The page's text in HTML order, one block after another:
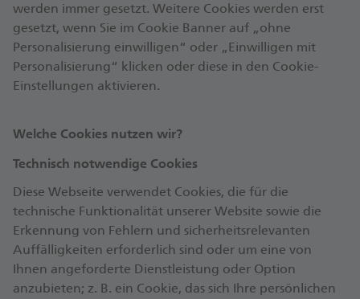
werden immer gesetzt. Weitere Cookies werden erst
gesetzt, wenn Sie im Cookie Banner auf „ohne
Personalisierung einwilligen“ oder „Einwilligen mit
Personalisierung“ klicken oder diese in den Cookie-
Einstellungen aktivieren.
Welche Cookies nutzen wir?
Technisch notwendige Cookies
Diese Webseite verwendet Cookies, die für die
technische Funktionalität unserer Website sowie die
Erkennung von Fehlern und sicherheitsrelevanten
Auffälligkeiten erforderlich sind oder um eine von
Ihnen angeforderte Dienstleistung oder Option
anzubieten; z. B. ein Cookie, das sich Ihre persönlichen